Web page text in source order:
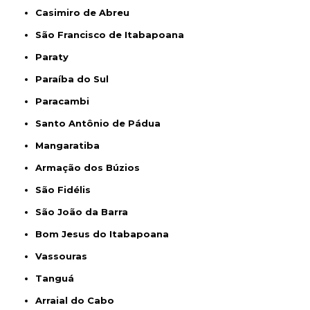
Casimiro de Abreu
São Francisco de Itabapoana
Paraty
Paraíba do Sul
Paracambi
Santo Antônio de Pádua
Mangaratiba
Armação dos Búzios
São Fidélis
São João da Barra
Bom Jesus do Itabapoana
Vassouras
Tanguá
Arraial do Cabo